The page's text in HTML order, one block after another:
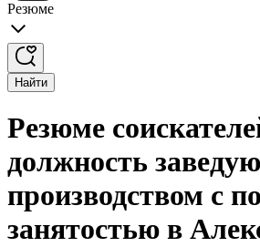
Резюме
Найти
Резюме
должность
производством с
занятостью в